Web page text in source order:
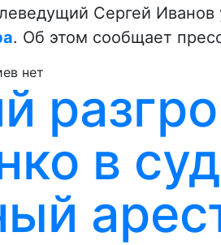
Сергей Иванов
. Об этом сообщает
нет
в